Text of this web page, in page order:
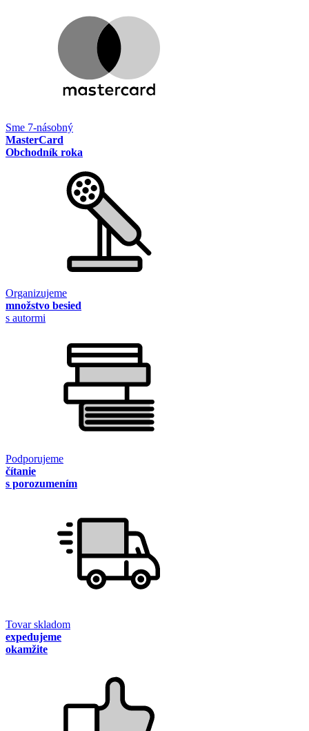
Sme 7-násobný
MasterCard
Obchodník roka
Organizujeme
množstvo besied
s autormi
Podporujeme
čítanie
s porozumením
Tovar skladom
expedujeme
okamžite